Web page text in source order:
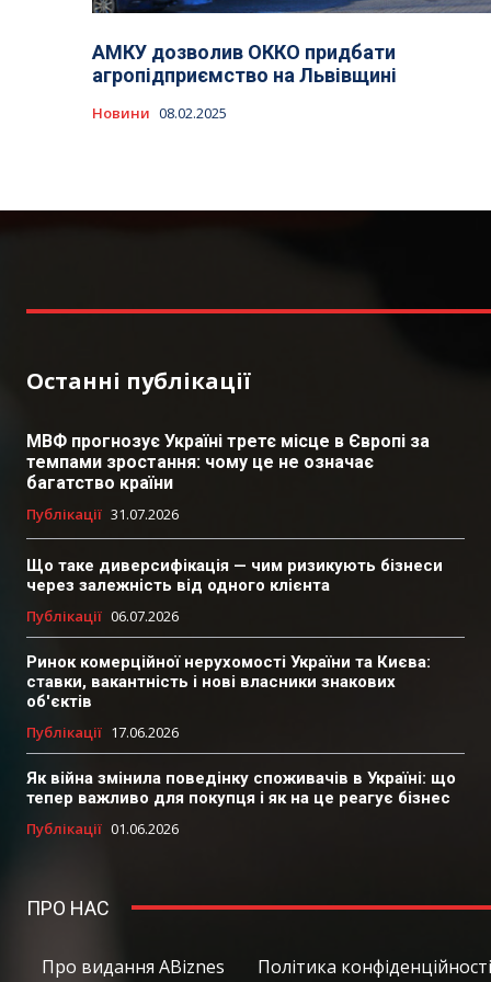
АМКУ дозволив ОККО придбати
агропідприємство на Львівщині
Новини 08.02.2025
Останні публікації
МВФ прогнозує Україні третє місце в Європі за
темпами зростання: чому це не означає
багатство країни
Публікації 31.07.2026
Що таке диверсифікація — чим ризикують бізнеси
через залежність від одного клієнта
Публікації 06.07.2026
Ринок комерційної нерухомості України та Києва:
ставки, вакантність і нові власники знакових
об'єктів
Публікації 17.06.2026
Як війна змінила поведінку споживачів в Україні: що
тепер важливо для покупця і як на це реагує бізнес
Публікації 01.06.2026
ПРО НАС
Про видання ABiznes Політика